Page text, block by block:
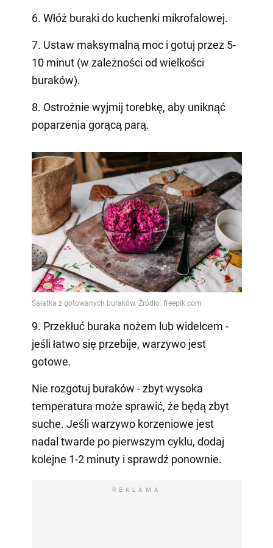
6. Włóż buraki do kuchenki mikrofalowej.
7. Ustaw maksymalną moc i gotuj przez 5-
10 minut (w zależności od wielkości
buraków).
8. Ostrożnie wyjmij torebkę, aby uniknąć
poparzenia gorącą parą.
9. Przekłuć buraka nożem lub widelcem -
jeśli łatwo się przebije, warzywo jest
gotowe.
Nie rozgotuj buraków - zbyt wysoka
temperatura może sprawić, że będą zbyt
suche. Jeśli warzywo korzeniowe jest
nadal twarde po pierwszym cyklu, dodaj
kolejne 1-2 minuty i sprawdź ponownie.
REKLAMA